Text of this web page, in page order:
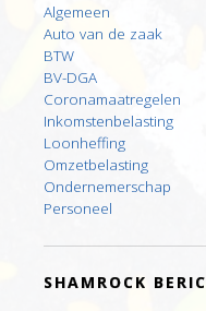
Algemeen
Auto van de zaak
BTW
BV-DGA
Coronamaatregelen
Inkomstenbelasting
Loonheffing
Omzetbelasting
Ondernemerschap
Personeel
SHAMROCK